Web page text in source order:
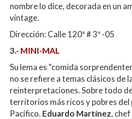
nombre lo dice, decorada en un
vintage.
Dirección: Calle 120ª # 3ª -05
3.- MINI-MAL
Su lema es “comida
no se refiere a temas clásicos de
reinterpretaciones. Sobre todo
territorios más ricos y pobres del
Pacífico. Eduardo Martínez,